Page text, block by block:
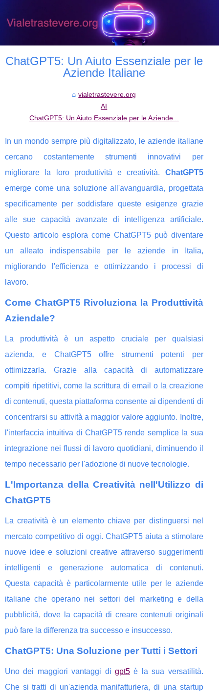
ChatGPT5: Un Aiuto Essenziale per le
Aziende Italiane
vialetrastevere.org
AI
ChatGPT5: Un Aiuto Essenziale per le Aziende...
In un mondo sempre più digitalizzato, le aziende italiane
cercano costantemente strumenti innovativi per
migliorare la loro produttività e creatività. ChatGPT5
emerge come una soluzione all'avanguardia, progettata
specificamente per soddisfare queste esigenze grazie
alle sue capacità avanzate di intelligenza artificiale.
Questo articolo esplora come ChatGPT5 può diventare
un alleato indispensabile per le aziende in Italia,
migliorando l'efficienza e ottimizzando i processi di
lavoro.
Come ChatGPT5 Rivoluziona la Produttività
Aziendale?
La produttività è un aspetto cruciale per qualsiasi
azienda, e ChatGPT5 offre strumenti potenti per
ottimizzarla. Grazie alla capacità di automatizzare
compiti ripetitivi, come la scrittura di email o la creazione
di contenuti, questa piattaforma consente ai dipendenti di
concentrarsi su attività a maggior valore aggiunto. Inoltre,
l'interfaccia intuitiva di ChatGPT5 rende semplice la sua
integrazione nei flussi di lavoro quotidiani, diminuendo il
tempo necessario per l'adozione di nuove tecnologie.
L'Importanza della Creatività nell'Utilizzo di
ChatGPT5
La creatività è un elemento chiave per distinguersi nel
mercato competitivo di oggi. ChatGPT5 aiuta a stimolare
nuove idee e soluzioni creative attraverso suggerimenti
intelligenti e generazione automatica di contenuti.
Questa capacità è particolarmente utile per le aziende
italiane che operano nei settori del marketing e della
pubblicità, dove la capacità di creare contenuti originali
può fare la differenza tra successo e insuccesso.
ChatGPT5: Una Soluzione per Tutti i Settori
Uno dei maggiori vantaggi di gpt5 è la sua versatilità.
Che si tratti di un'azienda manifatturiera, di una startup